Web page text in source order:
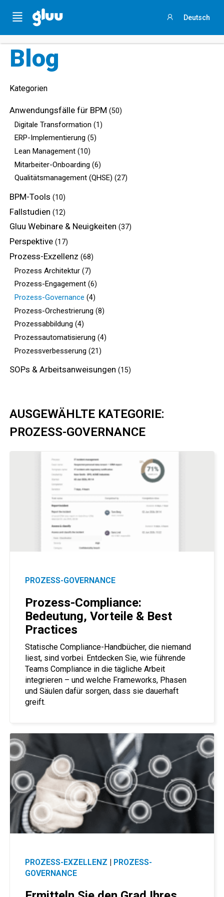
Menu Deutsch
Blog
Kategorien
Anwendungsfälle für BPM (50)
Digitale Transformation (1)
ERP-Implementierung (5)
Lean Management(10)
Mitarbeiter-Onboarding (6)
Qualitätsmanagement (QHSE) (27)
BPM-Tools (10)
Fallstudien (12)
Gluu Webinare & Neuigkeiten (37)
Perspektive(17)
Prozess-Exzellenz (68)
Prozess Architektur(7)
Prozess-Engagement(6)
Prozess-Governance (4)
Prozess-Orchestrierung (8)
Prozessabbildung (4)
Prozessautomatisierung (4)
Prozessverbesserung (21)
SOPs & Arbeitsanweisungen (15)
AUSGEWÄHLTE KATEGORIE:
PROZESS-GOVERNANCE
PROZESS-GOVERNANCE
Prozess-Compliance:
Bedeutung, Vorteile & Best
Practices
Statische Compliance-Handbücher, die niemand
liest, sind vorbei. Entdecken Sie, wie führende
Teams Compliance in die tägliche Arbeit
integrieren – und welche Frameworks, Phasen
und Säulen dafür sorgen, dass sie dauerhaft
greift.
PROZESS-EXZELLENZ | PROZESS-
GOVERNANCE
Holen Sie sich Ihren Process Success Benchmark 2025
indem Sie